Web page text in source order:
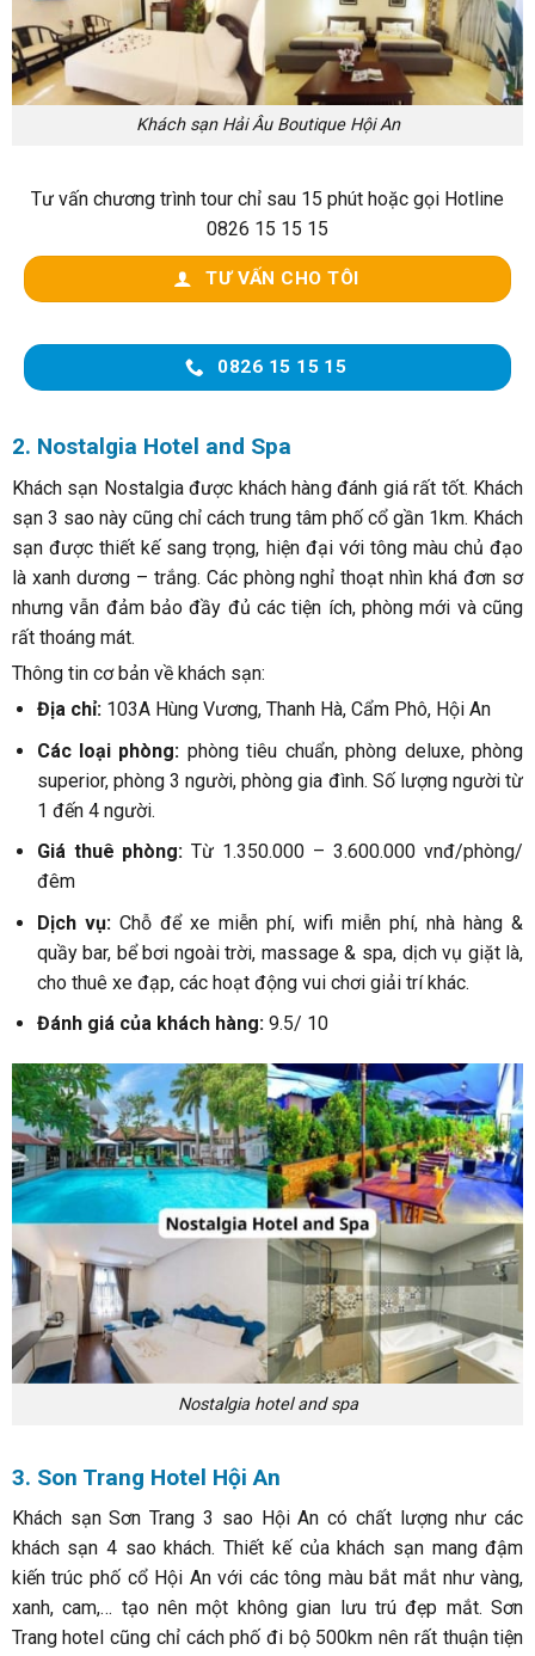
Khách sạn Hải Âu Boutique Hội An
Tư vấn chương trình tour chỉ sau 15 phút hoặc gọi Hotline
0826 15 15 15
TƯ VẤN CHO TÔI
0826 15 15 15
2. Nostalgia Hotel and Spa
Khách sạn Nostalgia được khách hàng đánh giá rất tốt. Khách
sạn 3 sao này cũng chỉ cách trung tâm phố cổ gần 1km. Khách
sạn được thiết kế sang trọng, hiện đại với tông màu chủ đạo
là xanh dương – trắng. Các phòng nghỉ thoạt nhìn khá đơn sơ
nhưng vẫn đảm bảo đầy đủ các tiện ích, phòng mới và cũng
rất thoáng mát.
Thông tin cơ bản về khách sạn:
Địa chỉ:103A Hùng Vương, Thanh Hà, Cẩm Phô, Hội An
Các loại phòng: phòng tiêu chuẩn, phòng deluxe, phòng
superior, phòng 3 người, phòng gia đình. Số lượng người từ
1 đến 4 người.
Giá thuê phòng:Từ 1.350.000 – 3.600.000 vnđ/phòng/
đêm
Dịch vụ:Chỗ để xe miễn phí, wifi miễn phí, nhà hàng &
quầy bar, bể bơi ngoài trời, massage & spa, dịch vụ giặt là,
cho thuê xe đạp, các hoạt động vui chơi giải trí khác.
Đánh giá của khách hàng:9.5/ 10
Nostalgia hotel and spa
3. Son Trang Hotel Hội An
Khách sạn Sơn Trang 3 sao Hội An có chất lượng như các
khách sạn 4 sao khách. Thiết kế của khách sạn mang đậm
kiến trúc phố cổ Hội An với các tông màu bắt mắt như vàng,
xanh, cam,… tạo nên một không gian lưu trú đẹp mắt. Sơn
Trang hotel cũng chỉ cách phố đi bộ 500km nên rất thuận tiện